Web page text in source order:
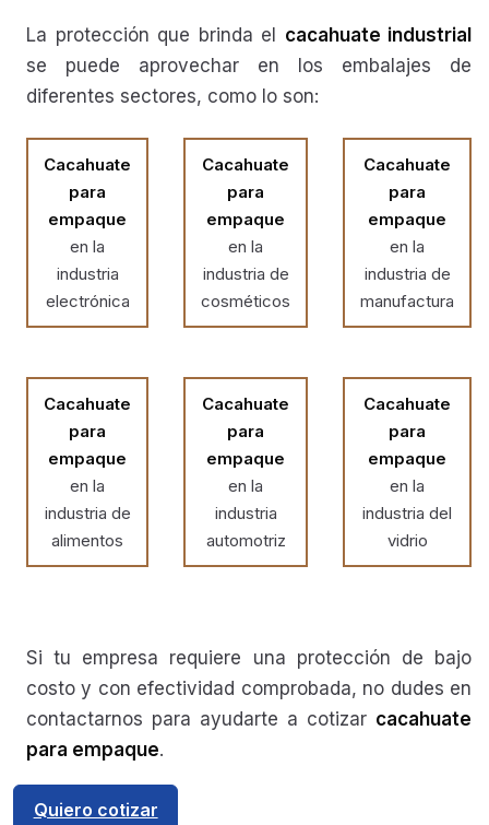
La protección que brinda el cacahuate industrial
se puede aprovechar en los embalajes de
diferentes sectores, como lo son:
Cacahuate
para
empaque
en la
industria
electrónica
Cacahuate
para
empaque
en la
industria de
cosméticos
Cacahuate
para
empaque
en la
industria de
manufactura
Cacahuate
para
empaque
en la
industria de
alimentos
Cacahuate
para
empaque
en la
industria
automotriz
Cacahuate
para
empaque
en la
industria del
vidrio
Si tu empresa requiere una protección de bajo
costo y con efectividad comprobada, no dudes en
contactarnos para ayudarte a cotizar cacahuate
para empaque.
Quiero cotizar